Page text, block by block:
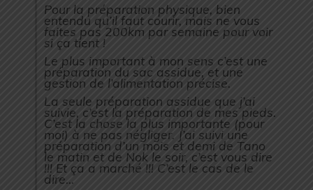
Pour la préparation physique, bien
entendu qu’il faut courir, mais ne vous
faites pas 200km par semaine pour voir
si ça tient !
Le plus important à mon sens c’est une
préparation du sac assidue, et une
gestion de l’alimentation précise.
La seule préparation assidue que j’ai
suivie, c’est la préparation de mes pieds.
C’est la chose la plus importante (pour
moi) à ne pas négliger. J’ai suivi une
préparation d’un mois et demi de Tano
le matin et de Nok le soir, c’est vous dire
!!! Et ça a marché !!! C’est le cas de le
dire…